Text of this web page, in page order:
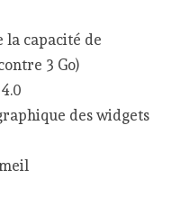
la capacité de
3 Go)
des widgets